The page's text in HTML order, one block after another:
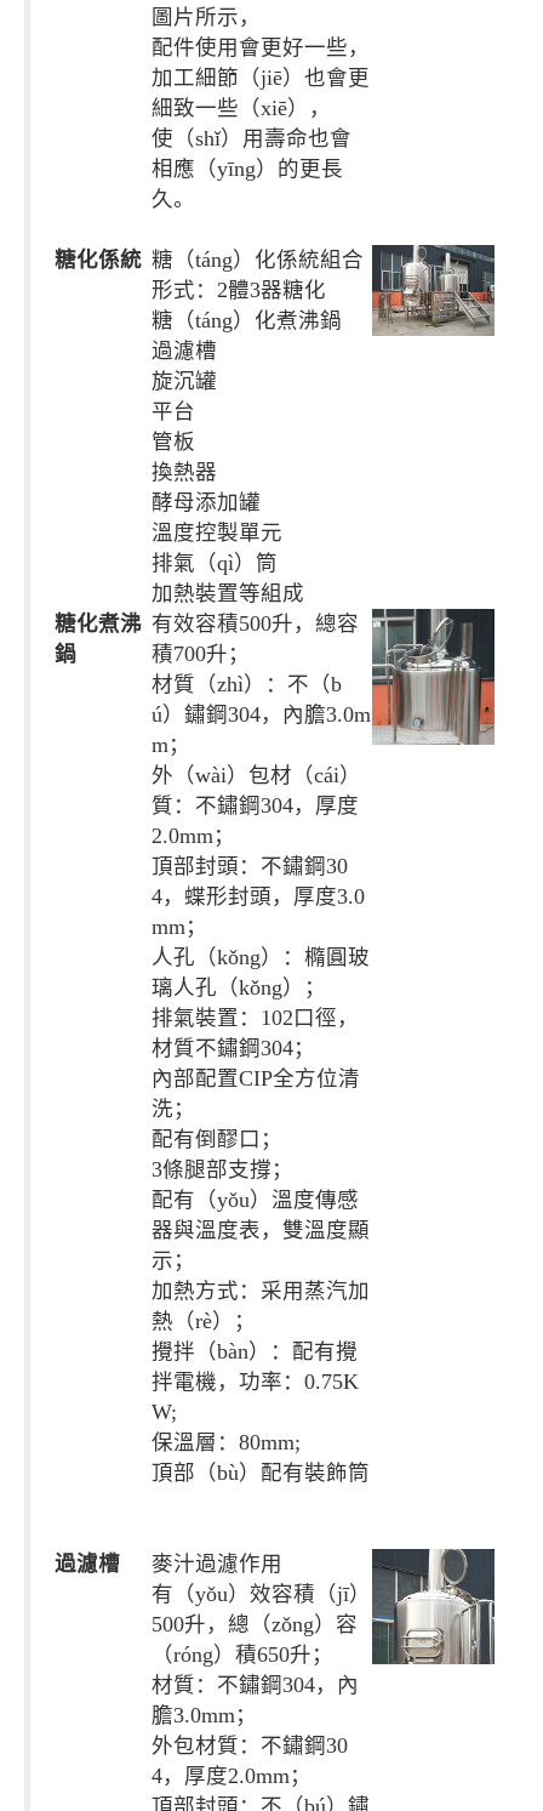
圖片所示，
配件使用會更好一些，
加工細節（jiē）也會更
細致一些（xiē），
使（shǐ）用壽命也會
相應（yīng）的更長
久。
糖化係統 糖（táng）化係統組合
形式：2體3器糖化
糖（táng）化煮沸鍋
過濾槽
旋沉罐
平台
管板
換熱器
酵母添加罐
溫度控製單元
排氣（qì）筒
加熱裝置等組成
糖化煮沸
鍋
有效容積500升，總容
積700升；
材質（zhì）：不（b
ú）鏽鋼304，內膽3.0m
m；
外（wài）包材（cái）
質：不鏽鋼304，厚度
2.0mm；
頂部封頭：不鏽鋼30
4，蝶形封頭，厚度3.0
mm；
人孔（kǒng）：橢圓玻
璃人孔（kǒng）；
排氣裝置：102口徑，
材質不鏽鋼304；
內部配置CIP全方位清
洗；
配有倒醪口；
3條腿部支撐；
配有（yǒu）溫度傳感
器與溫度表，雙溫度顯
示；
加熱方式：采用蒸汽加
熱（rè）；
攪拌（bàn）：配有攪
拌電機，功率：0.75K
W;
保溫層：80mm;
頂部（bù）配有裝飾筒
過濾槽
麥汁過濾作用
有（yǒu）效容積（jī）
500升，總（zǒng）容
（róng）積650升；
材質：不鏽鋼304，內
膽3.0mm；
外包材質：不鏽鋼30
4，厚度2.0mm；
頂部封頭：不（bú）鏽